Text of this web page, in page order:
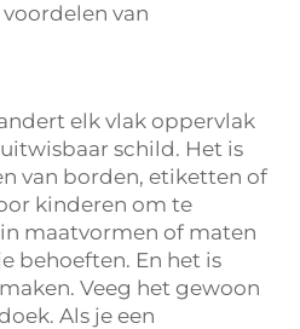
van
elk vlak oppervlak
schild. Het is
van borden, etiketten of
kinderen om te
maatvormen of maten
behoeften. En het is
Veeg het gewoon
Als je een